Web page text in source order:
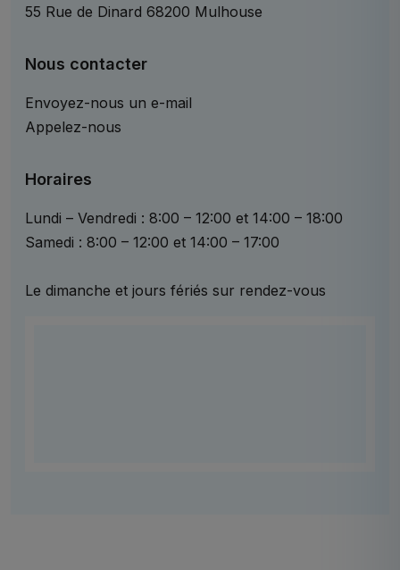
55 Rue de Dinard 68200 Mulhouse
Nous contacter
Envoyez-nous un e-mail
Appelez-nous
Horaires
Lundi – Vendredi : 8:00 – 12:00 et 14:00 – 18:00
Samedi : 8:00 – 12:00 et 14:00 – 17:00
Le dimanche et jours fériés sur rendez-vous